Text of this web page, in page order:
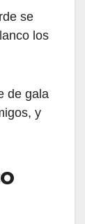
se
los
de gala
y